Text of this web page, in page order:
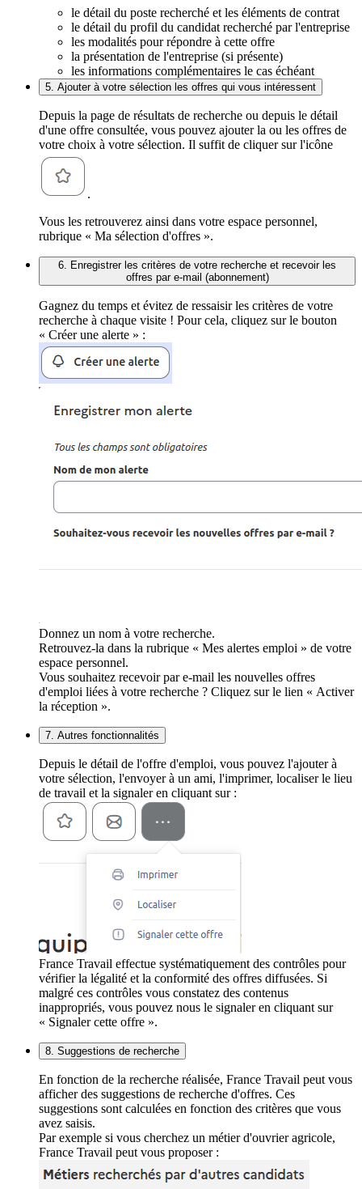
le détail du poste recherché et les éléments de contrat
le détail du profil du candidat recherché par l'entreprise
les modalités pour répondre à cette offre
la présentation de l'entreprise (si présente)
les informations complémentaires le cas échéant
5. Ajouter à votre sélection les offres qui vous intéressent
Depuis la page de résultats de recherche ou depuis le détail
d'une offre consultée, vous pouvez ajouter la ou les offres de
votre choix à votre sélection. Il suffit de cliquer sur l'icône
.
Vous les retrouverez ainsi dans votre espace personnel,
rubrique « Ma sélection d'offres ».
6. Enregistrer les critères de votre recherche et recevoir les
offres par e-mail (abonnement)
Gagnez du temps et évitez de ressaisir les critères de votre
recherche à chaque visite ! Pour cela, cliquez sur le bouton
« Créer une alerte » :
Donnez un nom à votre recherche.
Retrouvez-la dans la rubrique « Mes alertes emploi » de votre
espace personnel.
Vous souhaitez recevoir par e-mail les nouvelles offres
d'emploi liées à votre recherche ? Cliquez sur le lien « Activer
la réception ».
7. Autres fonctionnalités
Depuis le détail de l'offre d'emploi, vous pouvez l'ajouter à
votre sélection, l'envoyer à un ami, l'imprimer, localiser le lieu
de travail et la signaler en cliquant sur :
France Travail effectue systématiquement des contrôles pour
vérifier la légalité et la conformité des offres diffusées. Si
malgré ces contrôles vous constatez des contenus
inappropriés, vous pouvez nous le signaler en cliquant sur
« Signaler cette offre ».
8. Suggestions de recherche
En fonction de la recherche réalisée, France Travail peut vous
afficher des suggestions de recherche d'offres. Ces
suggestions sont calculées en fonction des critères que vous
avez saisis.
Par exemple si vous cherchez un métier d'ouvrier agricole,
France Travail peut vous proposer :